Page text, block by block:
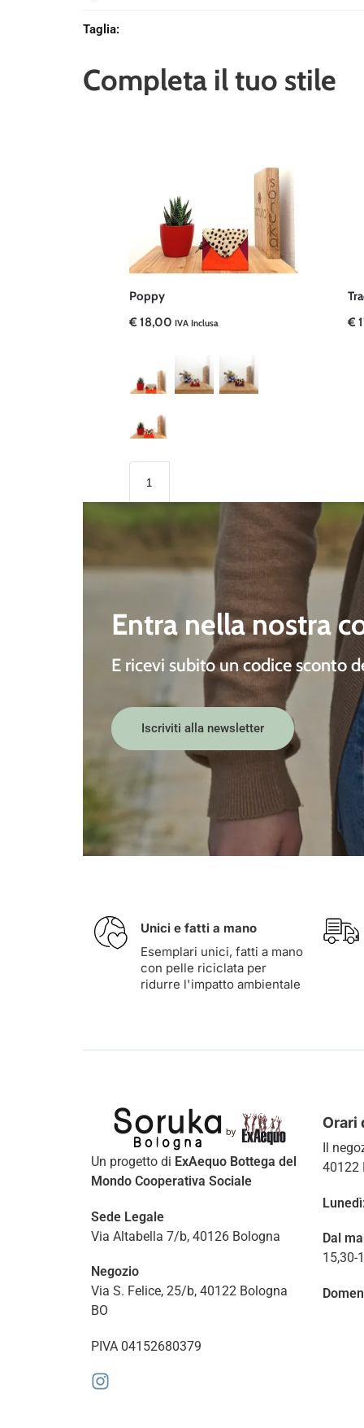
Taglia:
Completa il tuo stile
Poppy
€ 18,00 IVA Inclusa
€
Entra nella nostra
E ricevi subito uncodice sconto
Iscriviti alla newsletter
Unici e fatti a mano
Esemplari unici, fatti a mano
con pelle riciclata per
ridurre l'impatto ambientale
Un progetto di ExAequo Bottega del
Mondo Cooperativa Sociale
Sede Legale
Via Altabella 7/b, 40126 Bologna
Negozio
Via S. Felice, 25/b, 40122 Bologna
BO
PIVA 04152680379
Orari
Il
40122
Dal
15,30-